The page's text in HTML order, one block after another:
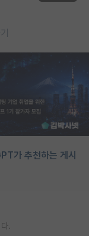
가 추천하는 게시
.